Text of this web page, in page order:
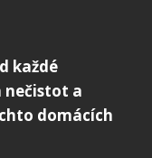
každé
nečistot a
domácích